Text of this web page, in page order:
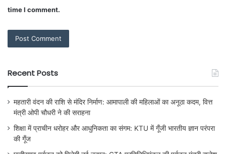
time I comment.
Recent Posts
महतारी वंदन की राशि से मंदिर निर्माण: आमापाली की महिलाओं का अनूठा कदम, वित्त
मंत्री ओपी चौधरी ने की सराहना
शिक्षा में प्राचीन धरोहर और आधुनिकता का संगम: KTU में गूँजी भारतीय ज्ञान परंपरा
की गूँज